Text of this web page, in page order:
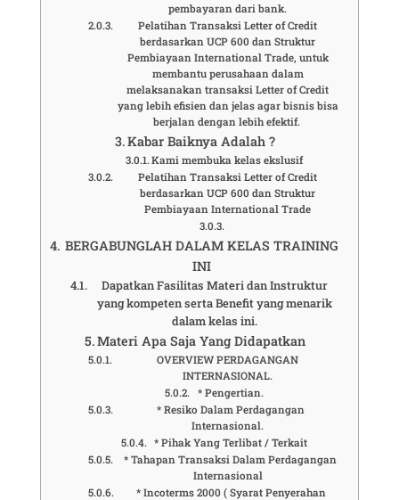
pembayaran dari bank.
Pelatihan Transaksi Letter of Credit
berdasarkan UCP 600 dan Struktur
Pembiayaan International Trade, untuk
membantu perusahaan dalam
melaksanakan transaksi Letter of Credit
yang lebih efisien dan jelas agar bisnis bisa
berjalan dengan lebih efektif.
Kabar Baiknya Adalah ?
Kami membuka kelas ekslusif
Pelatihan Transaksi Letter of Credit
berdasarkan UCP 600 dan Struktur
Pembiayaan International Trade
BERGABUNGLAH DALAM KELAS TRAINING
INI
Dapatkan Fasilitas Materi dan Instruktur
yang kompeten serta Benefit yang menarik
dalam kelas ini.
Materi Apa Saja Yang Didapatkan
OVERVIEW PERDAGANGAN
INTERNASIONAL.
* Pengertian.
* Resiko Dalam Perdagangan
Internasional.
* Pihak Yang Terlibat / Terkait
* Tahapan Transaksi Dalam Perdagangan
Internasional
* Incoterms 2000 ( Syarat Penyerahan